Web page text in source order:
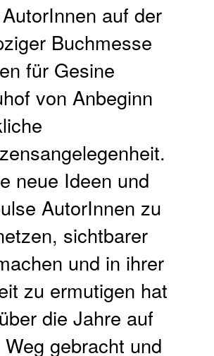
auf der
Buchmesse
für Gesine
von Anbeginn
neue Ideen und
AutorInnen zu
sichtbarer
und in ihrer
zu ermutigen hat
die Jahre auf
gebracht und